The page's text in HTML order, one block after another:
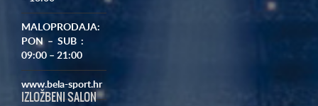
MALOPRODAJA:
PON – SUB :
09:00 – 21:00
www.bela-sport.hr
IZLOŽBENI SALON